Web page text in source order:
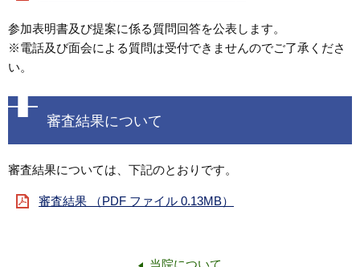
参加表明書及び提案に係る質問回答を公表します。
※電話及び面会による質問は受付できませんのでご了承くださ
い。
審査結果について
審査結果については、下記のとおりです。
審査結果 （PDF ファイル 0.13MB）
当院について